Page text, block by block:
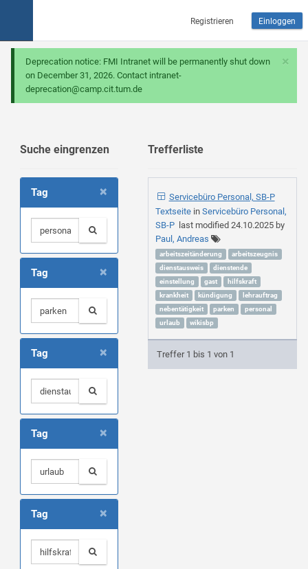
Registrieren Einloggen
×
Deprecation notice: FMI Intranet will be permanently shut down
on December 31, 2026. Contact intranet-
deprecation@camp.cit.tum.de
Suche eingrenzen
×
Tag
×
Tag
×
Tag
×
Tag
×
Tag
Trefferliste
Servicebüro Personal, SB-P
Textseite in Servicebüro Personal,
SB-Plast modified 24.10.2025by
Paul, Andreas
arbeitszeitänderung
arbeitszeugnis
dienstausweis
dienstende
einstellung
gast
hilfskraft
krankheit
kündigung
lehrauftrag
nebentätigkeit
parken
personal
urlaub
wikisbp
Treffer 1 bis 1 von 1